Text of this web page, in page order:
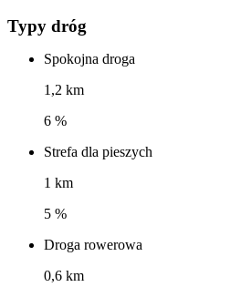
Typy dróg
Spokojna droga
1,2 km
6 %
Strefa dla pieszych
1 km
5 %
Droga rowerowa
0,6 km